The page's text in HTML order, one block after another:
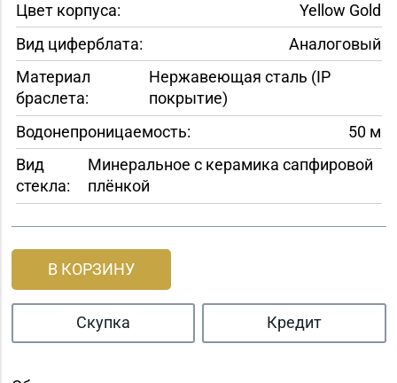
Цвет корпуса:
Yellow Gold
Вид циферблата:
Аналоговый
Материал
браслета:
Нержавеющая сталь (IP
покрытие)
Водонепроницаемость:
50 м
Вид
стекла:
Минеральное с керамика сапфировой
плёнкой
В КОРЗИНУ
Скупка Кредит